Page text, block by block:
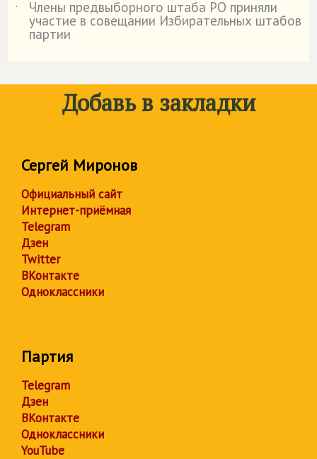
˙
Члены предвыборного штаба РО приняли
участие в совещании Избирательных штабов
партии
Добавь в закладки
Сергей Миронов
Официальный сайт
Интернет-приёмная
Telegram
Дзен
Twitter
ВКонтакте
Одноклассники
Партия
Telegram
Дзен
ВКонтакте
Одноклассники
YouTube